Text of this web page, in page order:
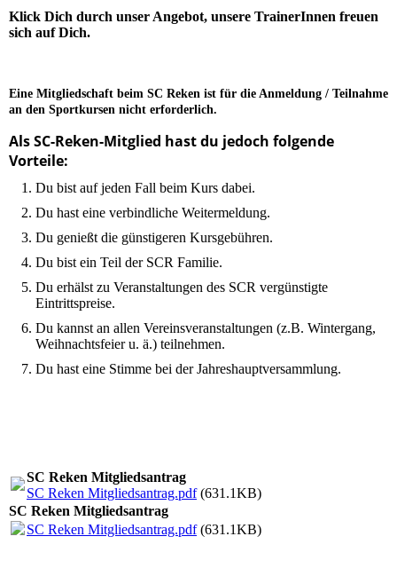
Klick Dich durch unser Angebot, unsere TrainerInnen freuen
sich auf Dich.
Eine Mitgliedschaft beim SC Reken ist für die Anmeldung / Teilnahme
an den Sportkursen nicht erforderlich.
Als SC-Reken-Mitglied hast du jedoch folgende
Vorteile:
Du bist auf jeden Fall beim Kurs dabei.
Du hast eine verbindliche Weitermeldung.
Du genießt die günstigeren Kursgebühren.
Du bist ein Teil der SCR Familie.
Du erhälst zu Veranstaltungen des SCR vergünstigte
Eintrittspreise.
Du kannst an allen Vereinsveranstaltungen (z.B. Wintergang,
Weihnachtsfeier u. ä.) teilnehmen.
Du hast eine Stimme bei der Jahreshauptversammlung.
SC Reken Mitgliedsantrag
SC Reken Mitgliedsantrag.pdf(631.1KB)
SC Reken Mitgliedsantrag
SC Reken Mitgliedsantrag.pdf(631.1KB)